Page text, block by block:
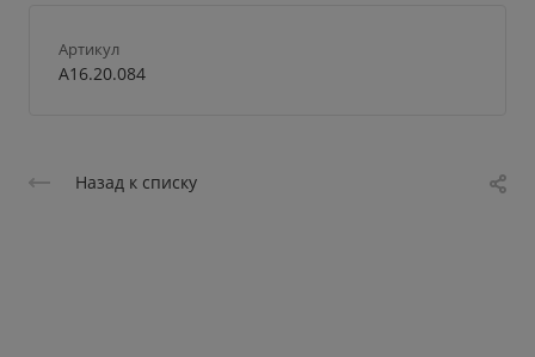
Артикул
А16.20.084
Назад к списку